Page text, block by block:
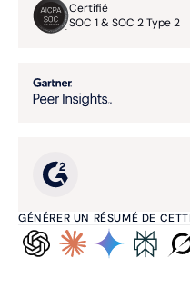
GÉNÉRER UN RÉSUMÉ DE
Certifié
SOC 1 & SOC 2 Type 2